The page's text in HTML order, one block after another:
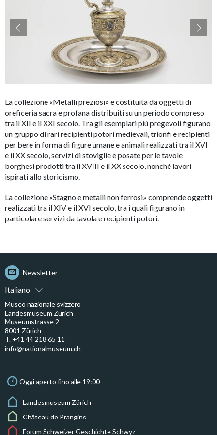
accessibility.slider.show_pre_image
La collezione «Metalli preziosi» è costituita da oggetti di
oreficeria sacra e profana distribuiti su un periodo compreso
tra il XII e il XXI secolo. Tra gli esemplari più pregevoli figurano
un gruppo di rari recipienti potori medievali, trionfi e recipienti
per bere in forma di figure umane e animali realizzati tra il XVI
e il XX secolo, servizi di stoviglie e posate per le tavole
borghesi prodotti tra il XVIII e il XX secolo, nonché lavori
ispirati allo storicismo.
La collezione «Stagno e metalli non ferrosi» comprende oggetti
realizzati tra il XIV e il XVI secolo, tra i quali figurano in
particolare servizi da tavola e recipienti potori.
Italiano
Newsletter
Museo nazionale svizzero
Landesmuseum Zürich
Museumstrasse 2
8001 Zürich
T. +41 44 218 65 11
info@nationalmuseum.ch
Oggi aperto fino alle 19:00
Landesmuseum Zürich
Château de Prangins
Forum Schweizer Geschichte Schwyz